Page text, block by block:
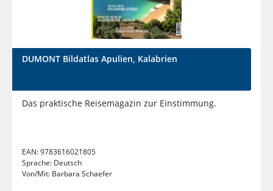
DUMONT Bildatlas Apulien, Kalabrien
Das praktische Reisemagazin zur Einstimmung.
EAN:9783616021805
Sprache: Deutsch
Von/Mit: Barbara Schaefer